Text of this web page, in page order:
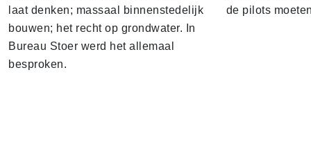
laat denken; massaal binnenstedelijk
bouwen; het recht op grondwater. In
Bureau Stoer werd het allemaal
besproken.
de pilots